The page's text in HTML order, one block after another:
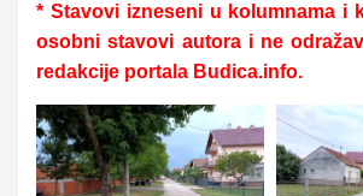
* Stavovi izneseni u kolumnama i
osobni stavovi autora i ne
redakcije portala Budica.info.